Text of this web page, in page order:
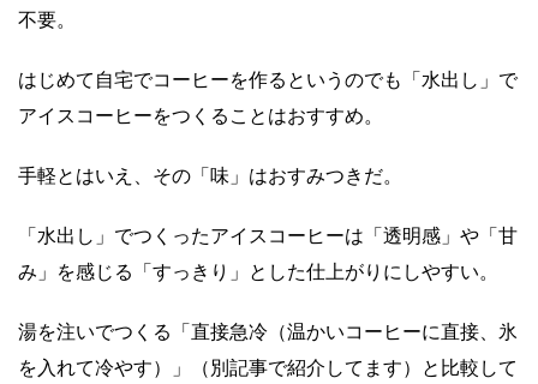
不要。
はじめて自宅でコーヒーを作るというのでも「水出し」で
アイスコーヒーをつくることはおすすめ。
手軽とはいえ、その「味」はおすみつきだ。
「水出し」でつくったアイスコーヒーは「透明感」や「甘
み」を感じる「すっきり」とした仕上がりにしやすい。
湯を注いでつくる「直接急冷（温かいコーヒーに直接、氷
を入れて冷やす）」（別記事で紹介してます）と比較して